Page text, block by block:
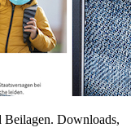
Downloads,